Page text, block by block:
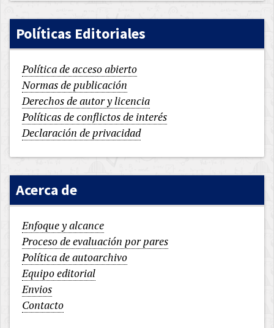
Políticas Editoriales
Política de acceso abierto
Normas de publicación
Derechos de autor y licencia
Políticas de conflictos de interés
Declaración de privacidad
Acerca de
Enfoque y alcance
Proceso de evaluación por pares
Política de autoarchivo
Equipo editorial
Envios
Contacto